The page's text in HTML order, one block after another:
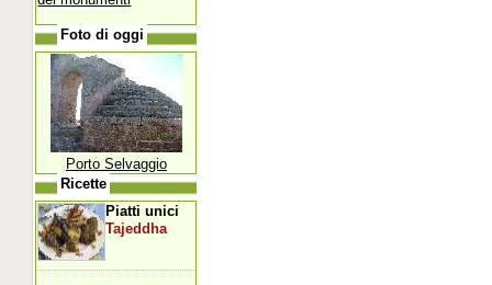
Foto di oggi
Porto Selvaggio
Ricette
Piatti unici
Tajeddha